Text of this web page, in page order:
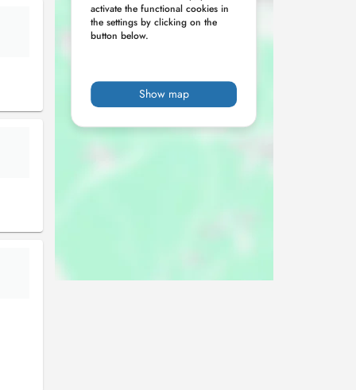
activate the functional cookies in
the settings by clicking on the
button below.
Show map